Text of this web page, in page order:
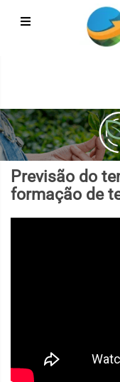
Previsão do
formação de